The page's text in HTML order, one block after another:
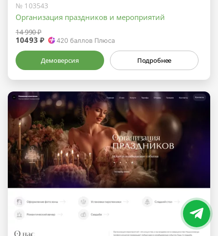
№ 103543
Организация праздников и мероприятий
14 990 ₽
10493 ₽ 420 баллов Плюса
Демоверсия Подробнее